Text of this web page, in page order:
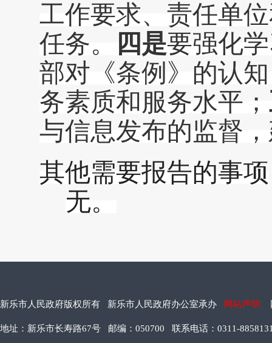
工作要求、责任单
任务。
四是要强化
部对《条例》的认
务素质和服务水平；
与信息发布的监督
其他需要报告的事项
无。